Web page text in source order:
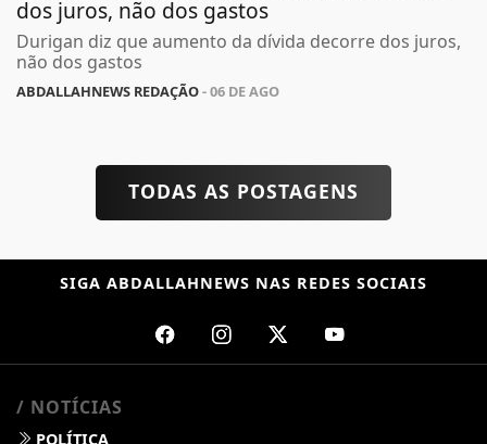
dos juros, não dos gastos
Durigan diz que aumento da dívida decorre dos juros,
não dos gastos
ABDALLAHNEWS REDAÇÃO- 06 DE AGO
TODAS AS POSTAGENS
SIGA ABDALLAHNEWS NAS REDES SOCIAIS
/ NOTÍCIAS